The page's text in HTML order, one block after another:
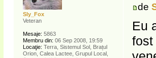
de
Eu
fost
Sly_Fox
Veteran
Mesaje: 5863
Membru din: 06 Sep 2008, 19:59
Locaţie: Terra, Sistemul Sol, Brațul
Orion, Calea Lactee, Grupul Local,